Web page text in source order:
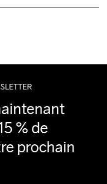
% de
prochain